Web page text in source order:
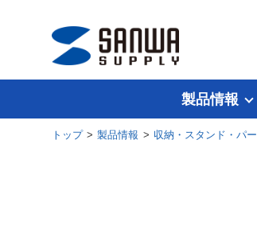
製品情報
トップ>製品情報 > 収納・スタンド・パ